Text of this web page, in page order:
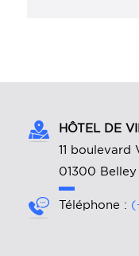
HÔTEL DE
11 boulevard
01300
Téléphone :